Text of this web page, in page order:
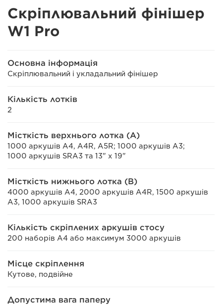
Скріплювальний фінішер
W1 Pro
Основна інформація
Скріплювальний і укладальний фінішер
Кількість лотків
2
Місткість верхнього лотка (A)
1000 аркушів A4, A4R, A5R; 1000 аркушів A3;
1000 аркушів SRA3 та 13" x 19"
Місткість нижнього лотка (В)
4000 аркушів A4, 2000 аркушів A4R, 1500 аркушів
A3, 1000 аркушів SRA3
Кількість скріплених аркушів стосу
200 наборів А4 або максимум 3000 аркушів
Місце скріплення
Кутове, подвійне
Допустима вага паперу